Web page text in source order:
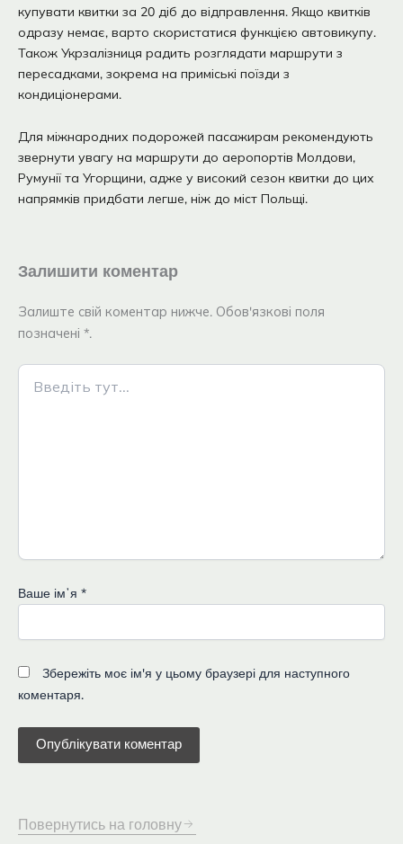
купувати квитки за 20 діб до відправлення. Якщо квитків
одразу немає, варто скористатися функцією автовикупу.
Також Укрзалізниця радить розглядати маршрути з
пересадками, зокрема на приміські поїзди з
кондиціонерами.
Для міжнародних подорожей пасажирам рекомендують
звернути увагу на маршрути до аеропортів Молдови,
Румунії та Угорщини, адже у високий сезон квитки до цих
напрямків придбати легше, ніж до міст Польщі.
Залишити коментар
Залиште свій коментар нижче. Обов'язкові поля
позначені *.
Введіть
тут...
Ваше імʼя *
Збережіть моє ім'я у цьому браузері для наступного
коментаря.
Повернутись на головну